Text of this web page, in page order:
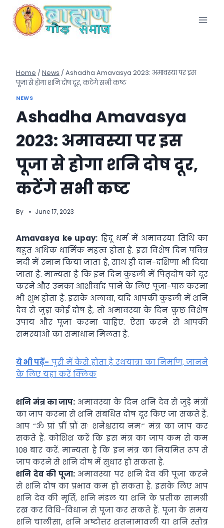
content
Home / News / Ashadha Amavasya 2023: अमावस्या पर इस
पूजा से होगा शनि दोष दूर, कटेंगे सभी कष्ट
NEWS
Ashadha Amavasya
2023: अमावस्या पर इस
पूजा से होगा शनि दोष दूर,
कटेंगे सभी कष्ट
By June 17, 2023
Amavasya ke upay: हिंदू धर्म में अमावस्या तिथि का
बहुत अधिक धार्मिक महत्व होता है. इस विशेष दिन पवित्र
नदी में स्नान किया जाता है, साथ ही दान-दक्षिणा भी दिया
जाता है. मान्यता है कि इन दिन कुंडली में पितृदोष को दूर
करने और उनका आशीर्वाद पाने के लिए पूजा-पाठ करना
भी शुभ होता है. इसके अलावा, यदि आपकी कुंडली में शनि
देव से जुड़ा कोई दोष है, तो अमावस्या के दिन कुछ विशेष
उपाय और पूजा करना चाहिए. ऐसा करने से आपकी
समस्याओं का समाधान मिलता है.
ये भी पढ़ें- पुरी में कैसे होता है रथयात्रा का निर्माण, जानने
के लिए यहां करें क्लिक
शनि मंत्र का जाप: अमावस्या के दिन शनि देव से जुड़े मंत्रों
का जाप करना से शनि संबंधित दोष दूर किए जा सकते हैं.
आप “ॐ प्रां प्रीं प्रौं सः शनैश्चराय नमः” मंत्र का जाप कर
सकते हैं. कोशिश करें कि इस मंत्र का जाप कम से कम
108 बार करें. मान्यता है कि इन मंत्र का नियमित रूप से
जाप करने से शनि दोष में सुधार हो सकता है.
शनि देव की पूजा:अमावस्या पर शनि देव की पूजा करने
से शनि दोष का प्रभाव कम हो सकता है. इसके लिए आप
शनि देव की मूर्ति, शनि मंडल या शनि के प्रतीक सामग्री
रख कर विधि-विधान से पूजा कर सकते हैं. पूजा के समय
शनि चालीसा, शनि अष्टोत्तर शतनामावली या शनि स्तोत्र